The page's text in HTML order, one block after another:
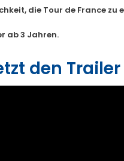
die Tour de France zu
ab 3 Jahren.
den